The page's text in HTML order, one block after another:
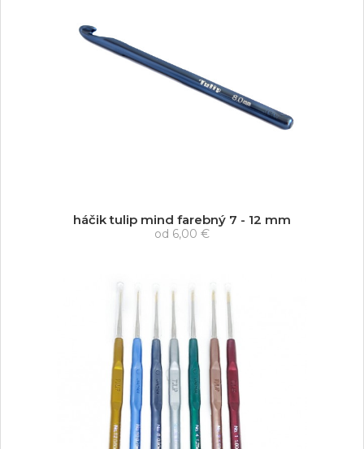
háčik tulip mind farebný 7 - 12 mm
od 6,00 €